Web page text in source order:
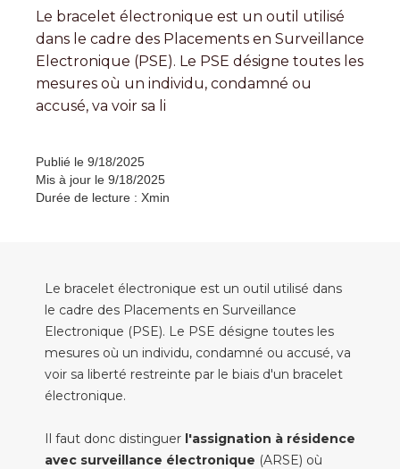
Le bracelet électronique est un outil utilisé
dans le cadre des Placements en Surveillance
Electronique (PSE). Le PSE désigne toutes les
mesures où un individu, condamné ou
accusé, va voir sa li
Publié le 9/18/2025
Mis à jour le 9/18/2025
Durée de lecture : Xmin
Le bracelet électronique est un outil utilisé dans
le cadre des Placements en Surveillance
Electronique (PSE). Le PSE désigne toutes les
mesures où un individu, condamné ou accusé, va
voir sa liberté restreinte par le biais d'un bracelet
électronique.
Il faut donc distinguer l'assignation à résidence
avec surveillance électronique (ARSE) où